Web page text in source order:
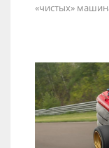
«чистых»